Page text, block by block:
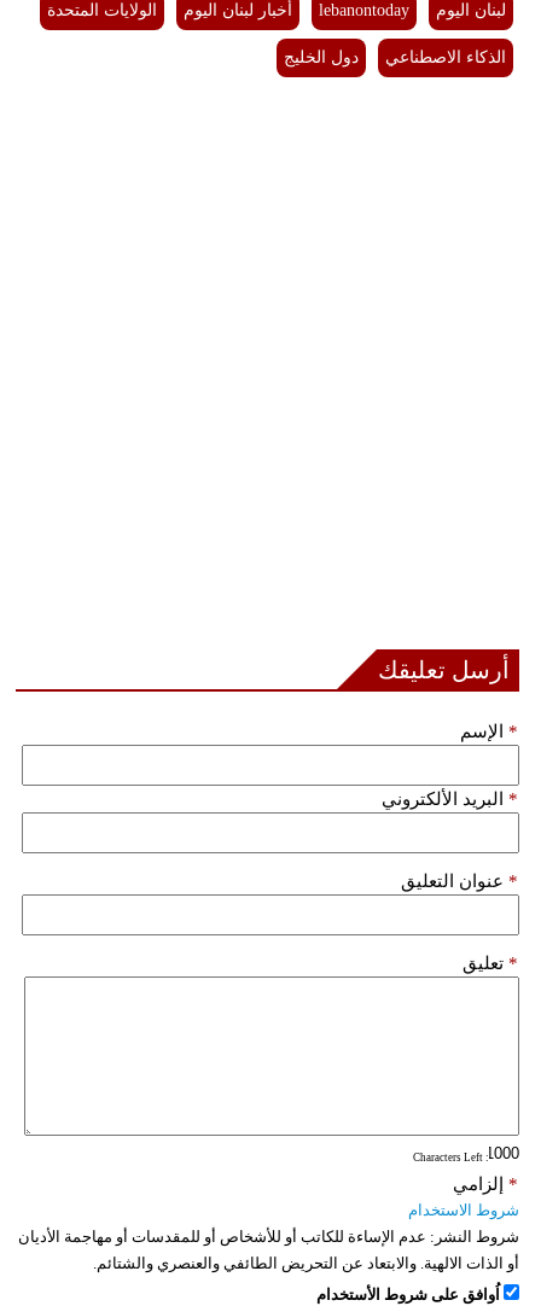
لبنان اليوم lebanontoday أخبار لبنان اليوم الولايات المتحدة
الذكاء الاصطناعي دول الخليج
أرسل تعليقك
الإسم *
البريد الألكتروني *
عنوان التعليق *
تعليق *
: Characters Left
إلزامي *
شروط الاستخدام
شروط النشر: عدم الإساءة للكاتب أو للأشخاص أو للمقدسات أو مهاجمة الأديان
أو الذات الالهية. والابتعاد عن التحريض الطائفي والعنصري والشتائم.
اُوافق على شروط الأستخدام